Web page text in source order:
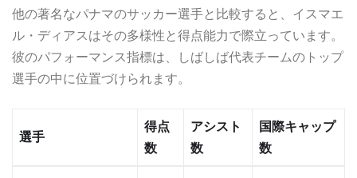
他の著名なパナマのサッカー選手と比較すると、イスマエ
ル・ディアスはその多様性と得点能力で際立っています。
彼のパフォーマンス指標は、しばしば代表チームのトップ
選手の中に位置づけられます。
選手
得点
数
アシスト
数
国際キャップ
数